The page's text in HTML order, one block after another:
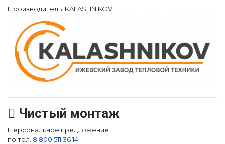
Производитель: KALASHNIKOV
Чистый монтаж
Персональное предложение
по тел. 8 800 511 36 14